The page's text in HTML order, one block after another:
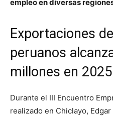
empleo en diversas
Exportaciones
peruanos
millones en 2025
Durante el III Encuentro
realizado en Chiclayo,